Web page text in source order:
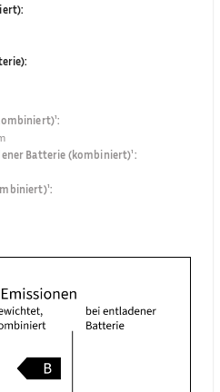
:
:
:
Batterie (kombiniert)¹:
: